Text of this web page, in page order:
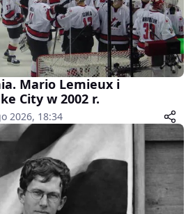
Mario Lemieux i
City w 2002 r.
2026, 18:34